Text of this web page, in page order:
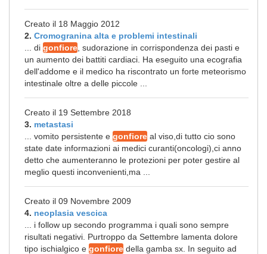
Creato il 18 Maggio 2012
2. Cromogranina alta e problemi intestinali
... di gonfiore , sudorazione in corrispondenza dei pasti e
un aumento dei battiti cardiaci. Ha eseguito una ecografia
dell'addome e il medico ha riscontrato un forte meteorismo
intestinale oltre a delle piccole ...
Creato il 19 Settembre 2018
3. metastasi
... vomito persistente e gonfiore al viso,di tutto cio sono
state date informazioni ai medici curanti(oncologi),ci anno
detto che aumenteranno le protezioni per poter gestire al
meglio questi inconvenienti,ma ...
Creato il 09 Novembre 2009
4. neoplasia vescica
... i follow up secondo programma i quali sono sempre
risultati negativi. Purtroppo da Settembre lamenta dolore
tipo ischialgico e gonfiore della gamba sx. In seguito ad